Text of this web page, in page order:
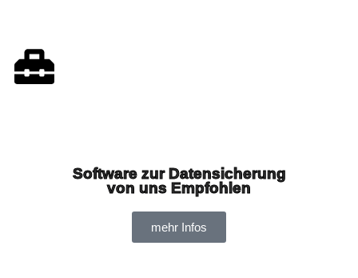
Software zur Datensicherung
von uns Empfohlen
mehr Infos